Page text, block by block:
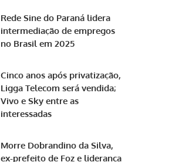
Rede Sine do Paraná lidera
intermediação de empregos
no Brasil em 2025
Cinco anos após privatização,
Ligga Telecom será vendida;
Vivo e Sky entre as
interessadas
Morre Dobrandino da Silva,
ex-prefeito de Foz e liderança